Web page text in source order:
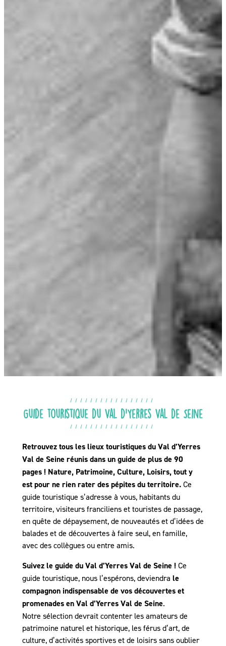
Guide touristique du Val d’Yerres Val de Seine
Retrouvez tous les lieux touristiques du Val d’Yerres
Val de Seine réunis dans un guide de plus de 90
pages ! Nature, Patrimoine, Culture, Loisirs, tout y
est pour ne rien rater des pépites du territoire.Ce
guide touristique s’adresse à vous, habitants du
territoire, visiteurs franciliens et touristes de passage,
en quête de dépaysement, de nouveautés et d’idées de
balades et de découvertes à faire seul, en famille,
avec des collègues ou entre amis.
Suivez le guide du Val d’Yerres Val de Seine ! Ce
guide touristique, nous l’espérons, deviendra le
compagnon indispensable de vos découvertes et
promenades en Val d’Yerres Val de Seine.
Notre sélection devrait contenter les amateurs de
patrimoine naturel et historique, les férus d’art, de
culture, d’activités sportives et de loisirs sans oublier